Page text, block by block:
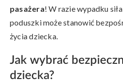
pasażera! W razie wypadku
poduszki może stanowić
życia dziecka.
Jak wybrać
dziecka?